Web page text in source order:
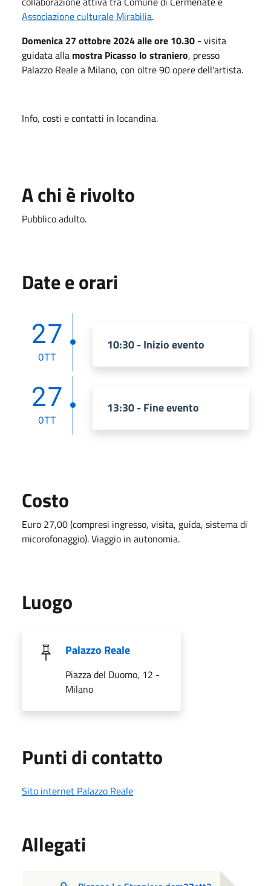
Associazione culturale Mirabilia.
Domenica 27 ottobre 2024 alle ore 10.30 - visita
guidata alla mostra Picasso lo straniero, presso
Palazzo Reale a Milano, con oltre 90 opere dell'artista.
Info, costi e contatti in locandina.
A chi è rivolto
Pubblico adulto.
Date e orari
27
OTT
10:30 - Inizio evento
27
OTT
13:30 - Fine evento
Costo
Euro 27,00 (compresi ingresso, visita, guida, sistema di
micorofonaggio). Viaggio in autonomia.
Luogo
Palazzo Reale
Piazza del Duomo, 12 -
Milano
Punti di contatto
Sito internet Palazzo Reale
Allegati